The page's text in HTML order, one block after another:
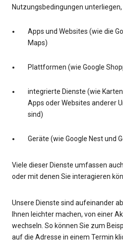
Nutzungsbedingungen
Apps und Websites (wie die
Maps)
Plattformen (wie Google
integrierte Dienste (wie
Apps oder Websites anderer
sind)
Geräte (wie Google Nest und
Viele dieser Dienste umfassen
oder mit denen Sie interagieren
Unsere Dienste sind aufeinander
Ihnen leichter machen, von einer
wechseln. So können Sie zum
auf die Adresse in einem Termin